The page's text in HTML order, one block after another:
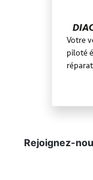
Votre
piloté
Rejoignez-